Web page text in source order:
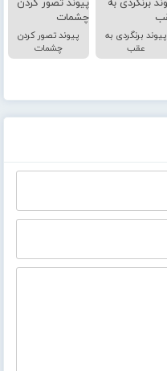
پیوند برنگردی به
عقب
پیوند تصور کردن
چشمات